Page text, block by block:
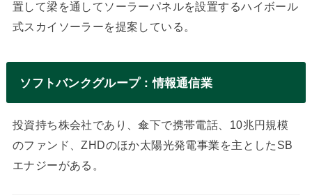
置して梁を通してソーラーパネルを設置するハイボール
式スカイソーラーを提案している。
ソフトバンクグループ：情報通信業
投資持ち株会社であり、傘下で携帯電話、10兆円規模
のファンド、ZHDのほか太陽光発電事業を主としたSB
エナジーがある。